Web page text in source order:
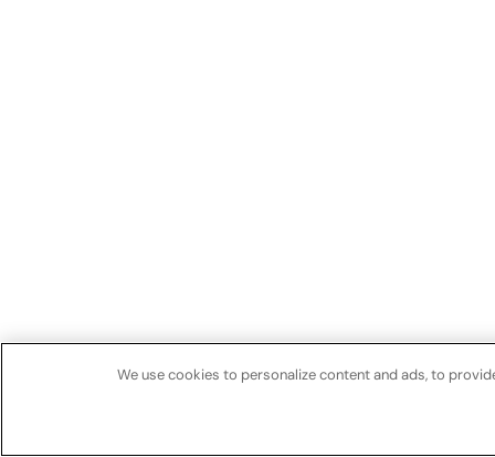
We use cookies to personalize content and ads, to